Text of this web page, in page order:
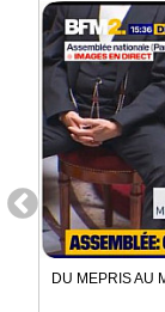
DU MEPRIS AU